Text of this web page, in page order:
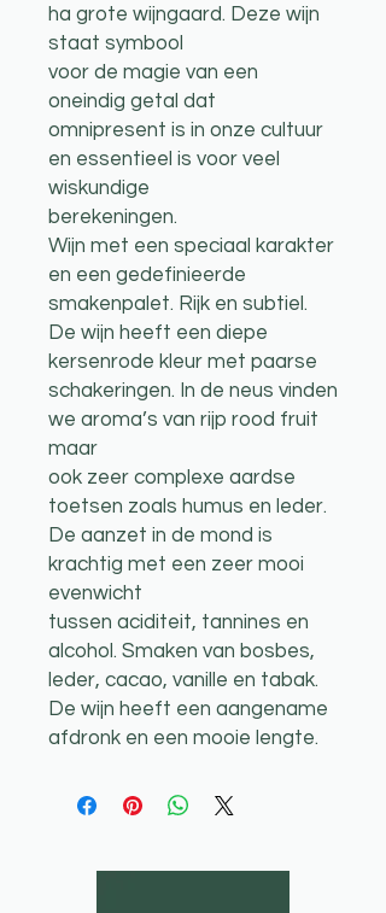
ha grote wijngaard. Deze wijn
staat symbool
voor de magie van een
oneindig getal dat
omnipresent is in onze cultuur
en essentieel is voor veel
wiskundige
berekeningen.
Wijn met een speciaal karakter
en een gedefinieerde
smakenpalet. Rijk en subtiel.
De wijn heeft een diepe
kersenrode kleur met paarse
schakeringen. In de neus vinden
we aroma’s van rijp rood fruit
maar
ook zeer complexe aardse
toetsen zoals humus en leder.
De aanzet in de mond is
krachtig met een zeer mooi
evenwicht
tussen aciditeit, tannines en
alcohol. Smaken van bosbes,
leder, cacao, vanille en tabak.
De wijn heeft een aangename
afdronk en een mooie lengte.